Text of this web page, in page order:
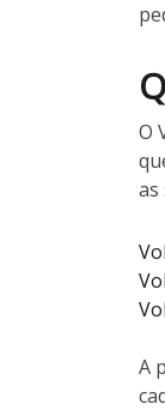
O
as
A